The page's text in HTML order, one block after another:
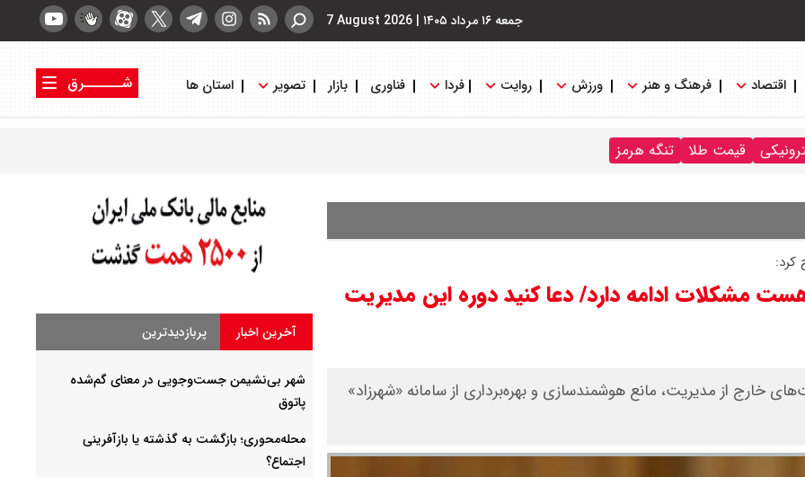
جمعه ۱۶ مرداد ۱۴۰۵ |
7 August 2026
اقتصاد فرهنگ و هنر ورزش روایت فردا فناوری بازار تصویر استان ها
شــــــرق
قیمت طلا تنگه هرمز
کرد:
مشکلات ادامه دارد/ دعا کنید دوره این مدیریت
از مدیریت، مانع هوشمندسازی و بهره‌برداری از سامانه «شهرزاد»
آخرین اخبار پربازدیدترین
شهر بی‌نشیمن جست‌وجویی در معنای گم‌شده‌
پاتوق
محله‌محوری؛ بازگشت به گذشته یا بازآفرینی
اجتماع؟